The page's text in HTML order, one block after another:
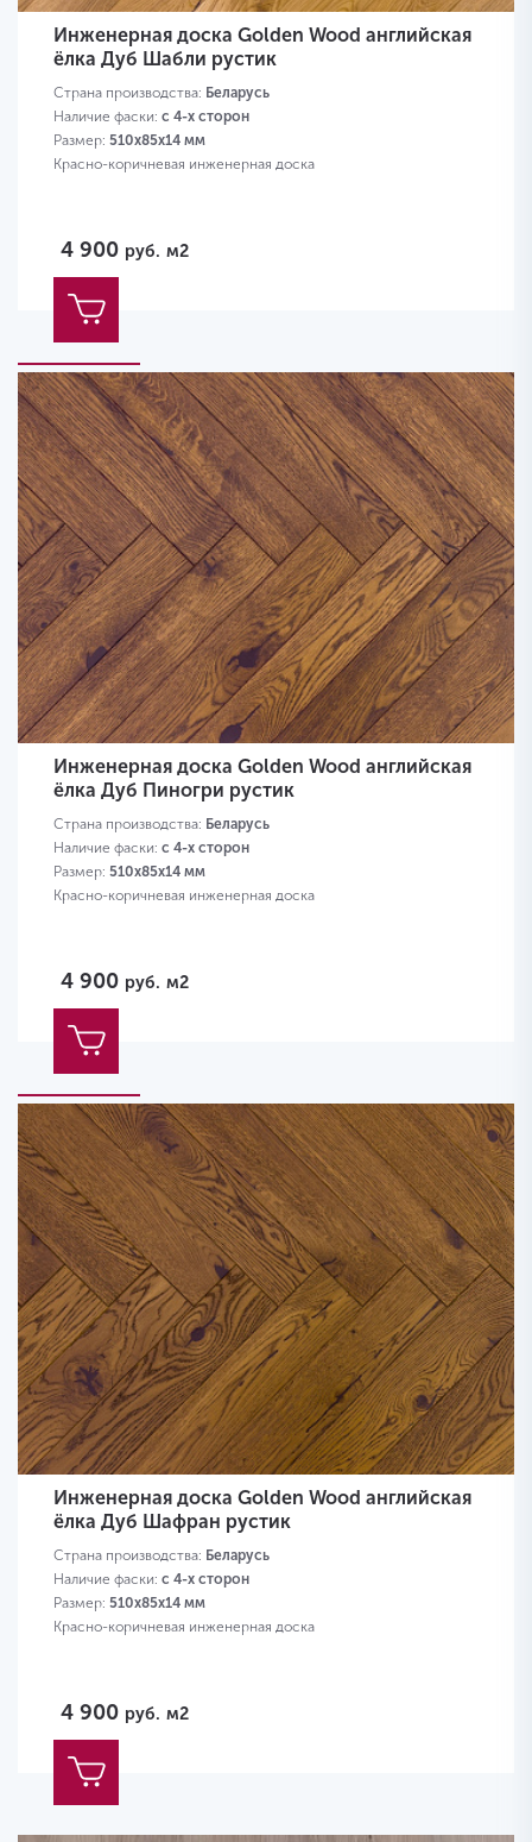
Инженерная доска Golden Wood английская
ёлка Дуб Шабли рустик
Страна производства: Беларусь
Наличие фаски: с 4-х сторон
Размер: 510х85х14 мм
Красно-коричневая инженерная доска
4 900 руб. м2
Инженерная доска Golden Wood английская
ёлка Дуб Пиногри рустик
Страна производства: Беларусь
Наличие фаски: с 4-х сторон
Размер: 510х85х14 мм
Красно-коричневая инженерная доска
4 900 руб. м2
Инженерная доска Golden Wood английская
ёлка Дуб Шафран рустик
Страна производства: Беларусь
Наличие фаски: с 4-х сторон
Размер: 510х85х14 мм
Красно-коричневая инженерная доска
4 900 руб. м2